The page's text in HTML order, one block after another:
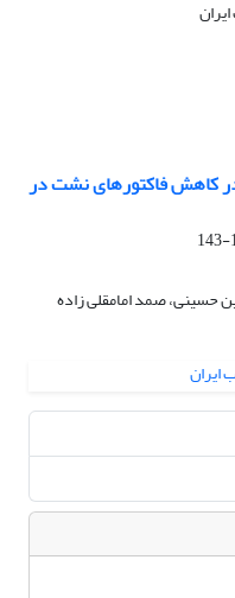
کاهش فاکتورهای نشت در
صمد امامقلی زاده